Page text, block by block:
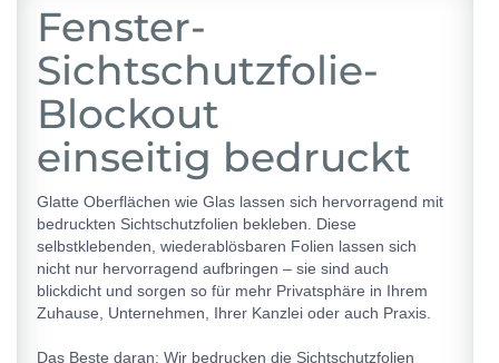
Fenster-
Sichtschutzfolie-
Blockout
einseitig bedruckt
Glatte Oberflächen wie Glas lassen sich hervorragend mit
bedruckten Sichtschutzfolien bekleben. Diese
selbstklebenden, wiederablösbaren Folien lassen sich
nicht nur hervorragend aufbringen – sie sind auch
blickdicht und sorgen so für mehr Privatsphäre in Ihrem
Zuhause, Unternehmen, Ihrer Kanzlei oder auch Praxis.
Das Beste daran: Wir bedrucken die Sichtschutzfolien